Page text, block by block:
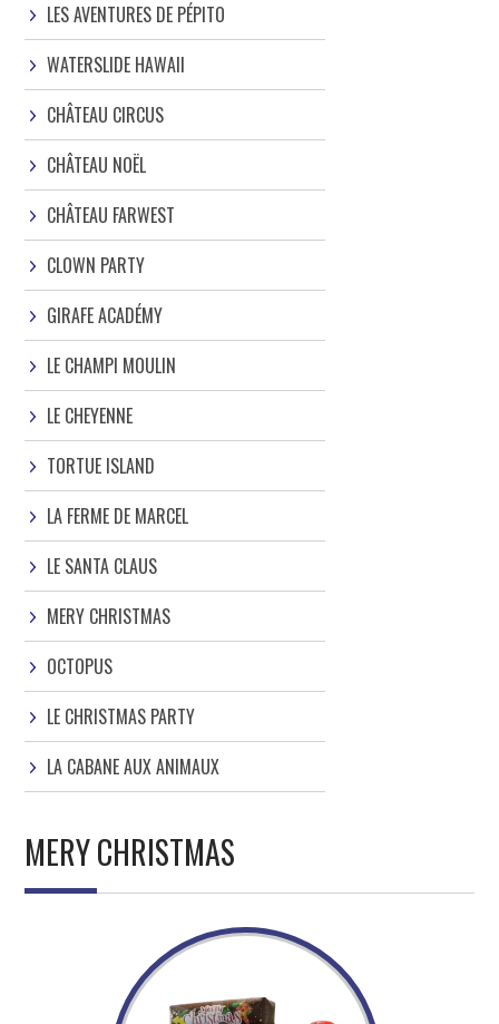
LES AVENTURES DE PÉPITO
WATERSLIDE HAWAII
CHÂTEAU CIRCUS
CHÂTEAU NOËL
CHÂTEAU FARWEST
CLOWN PARTY
GIRAFE ACADÉMY
LE CHAMPI MOULIN
LE CHEYENNE
TORTUE ISLAND
LA FERME DE MARCEL
LE SANTA CLAUS
MERY CHRISTMAS
OCTOPUS
LE CHRISTMAS PARTY
LA CABANE AUX ANIMAUX
MERY CHRISTMAS